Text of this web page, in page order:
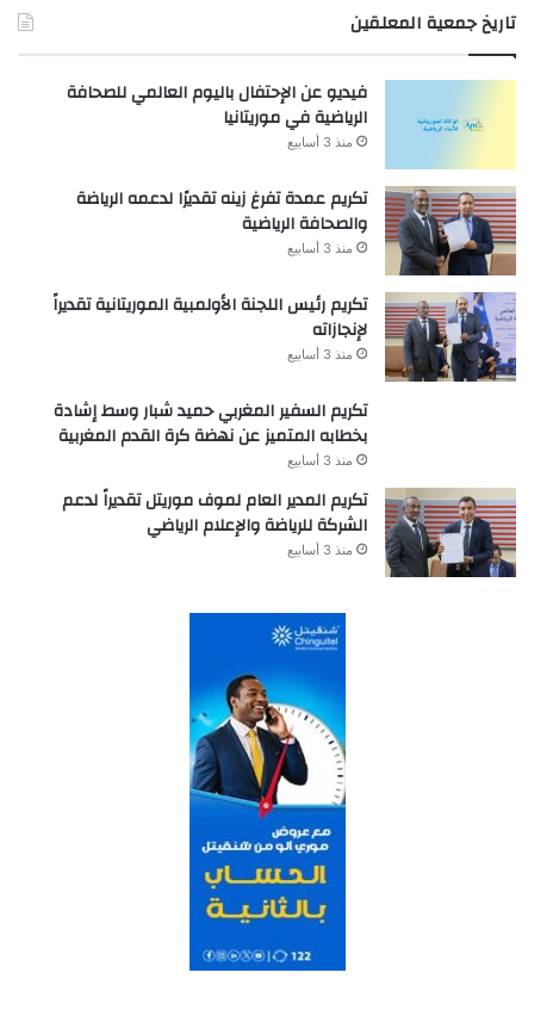
تاريخ جمعية المعلقين
فيديو عن الإحتفال باليوم العالمي للصحافة
الرياضية في موريتانيا
منذ 3 أسابيع
تكريم عمدة تفرغ زينه تقديرًا لدعمه الرياضة
والصحافة الرياضية
منذ 3 أسابيع
تكريم رئيس اللجنة الأولمبية الموريتانية تقديراً
لإنجازاته
منذ 3 أسابيع
تكريم السفير المغربي حميد شبار وسط إشادة
بخطابه المتميز عن نهضة كرة القدم المغربية
منذ 3 أسابيع
تكريم المدير العام لموف موريتل تقديراً لدعم
الشركة للرياضة والإعلام الرياضي
منذ 3 أسابيع